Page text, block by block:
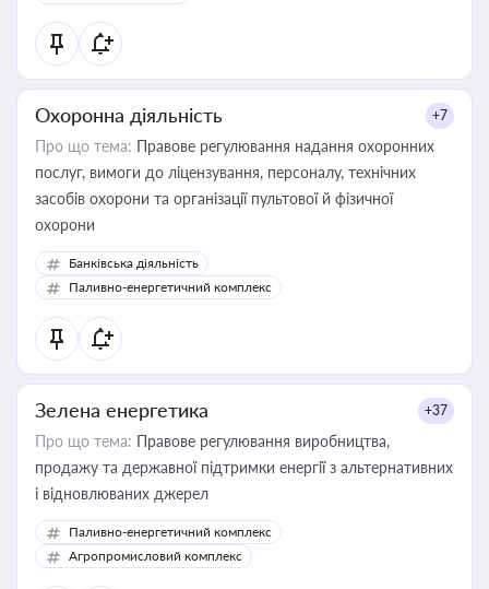
Охоронна діяльність +7
Про що тема: Правове регулювання надання охоронних
послуг, вимоги до ліцензування, персоналу, технічних
засобів охорони та організації пультової й фізичної
охорони
Банківська діяльність
Паливно-енергетичний комплекс
Зелена енергетика +37
Про що тема: Правове регулювання виробництва,
продажу та державної підтримки енергії з альтернативних
і відновлюваних джерел
Паливно-енергетичний комплекс
Агропромисловий комплекс